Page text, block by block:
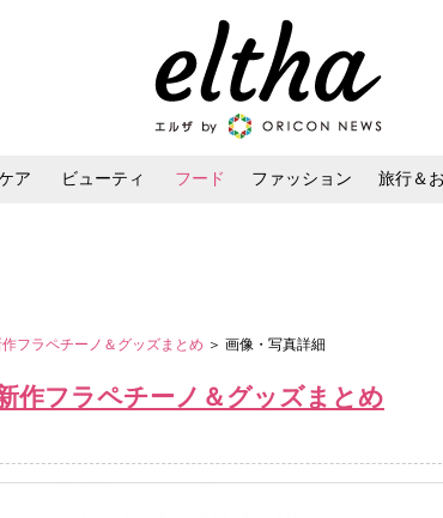
ア ビューティ フード ファッション 旅行＆
フラペチーノ＆グッズまとめ ＞ 画像・写真詳細
作フラペチーノ＆グッズまとめ